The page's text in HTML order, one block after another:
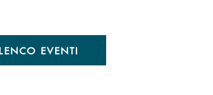
EVENTI